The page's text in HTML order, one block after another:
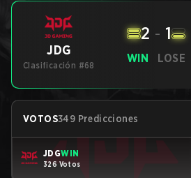
JDG
Clasificación #68
WIN
2 - 1
LOSE
VOTOS349 Predicciones
JDGWIN
326 Votos